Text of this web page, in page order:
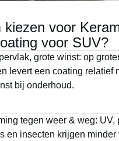
kiezen voor
voor SUV?
grote winst: op
levert een coating relatief
bij onderhoud.
tegen weer & weg: UV,
en insecten krijgen minder